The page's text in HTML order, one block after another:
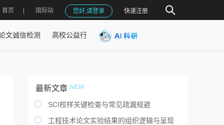
首页 国际站 您好,请登录 快速注册
文诚信检测 高校公益行
最新文章

SCI校样关键检查与常见疏漏规避

工程技术论文实验结果的组织逻辑与呈现